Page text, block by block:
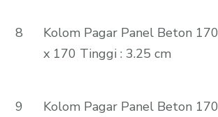
8
Kolom Pagar Panel Beton 170
x 170 Tinggi : 3.25 cm
9
Kolom Pagar Panel Beton 170